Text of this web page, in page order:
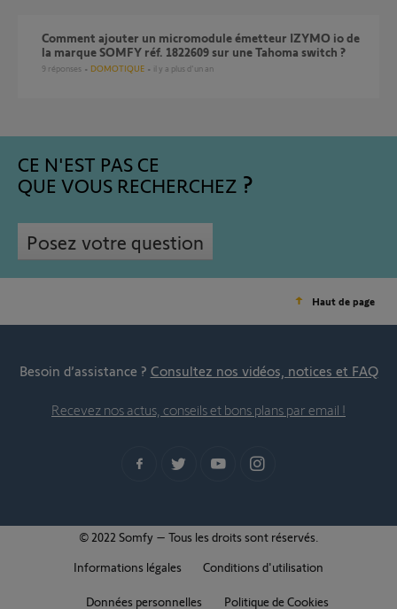
Comment ajouter un micromodule émetteur IZYMO io de
la marque SOMFY réf. 1822609 sur une Tahoma switch ?
9 réponses DOMOTIQUE il y a plus d'un an
CE N'EST PAS CE
QUE VOUS RECHERCHEZ
Posez votre question
Haut de page
Besoin d’assistance ? Consultez nos vidéos, notices et FAQ
Recevez nos actus, conseils et bons plans par email !
© 2022 Somfy – Tous les droits sont réservés.
Informations légales
Conditions d'utilisation
Données personnelles Politique de Cookies